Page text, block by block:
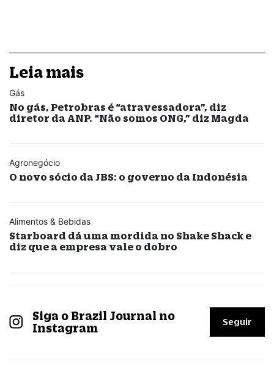
Leia mais
Gás
No gás, Petrobras é “atravessadora”, diz
diretor da ANP. “Não somos ONG,” diz Magda
Agronegócio
O novo sócio da JBS: o governo da Indonésia
Alimentos & Bebidas
Starboard dá uma mordida no Shake Shack e
diz que a empresa vale o dobro
Siga o Brazil Journal no
Instagram
Seguir